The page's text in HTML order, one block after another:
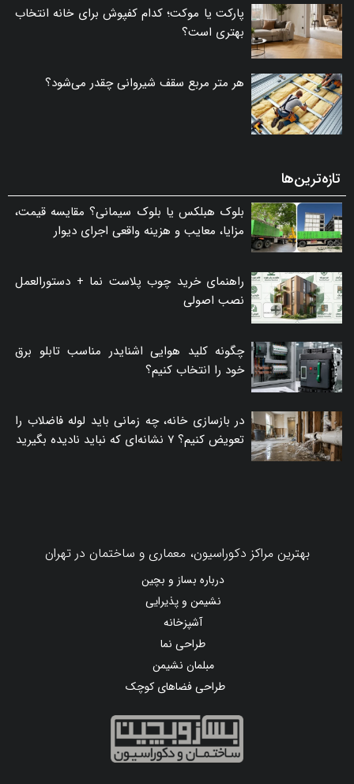
پارکت یا موکت؛ کدام کفپوش برای خانه انتخاب
بهتری است؟
هر متر مربع سقف شیروانی چقدر می‌شود؟
تازه‌ترین‌ها
بلوک هبلکس یا بلوک سیمانی؟ مقایسه قیمت،
مزایا، معایب و هزینه واقعی اجرای دیوار
راهنمای خرید چوب پلاست نما + دستورالعمل
نصب اصولی
چگونه کلید هوایی اشنایدر مناسب تابلو برق
خود را انتخاب کنیم؟
در بازسازی خانه، چه زمانی باید لوله فاضلاب را
تعویض کنیم؟ ۷ نشانه‌ای که نباید نادیده بگیرید
بهترین مراکز دکوراسیون، معماری و ساختمان در تهران
درباره بساز و بچین
نشیمن و پذیرایی
آشپزخانه
طراحی نما
مبلمان نشیمن
طراحی فضاهای کوچک